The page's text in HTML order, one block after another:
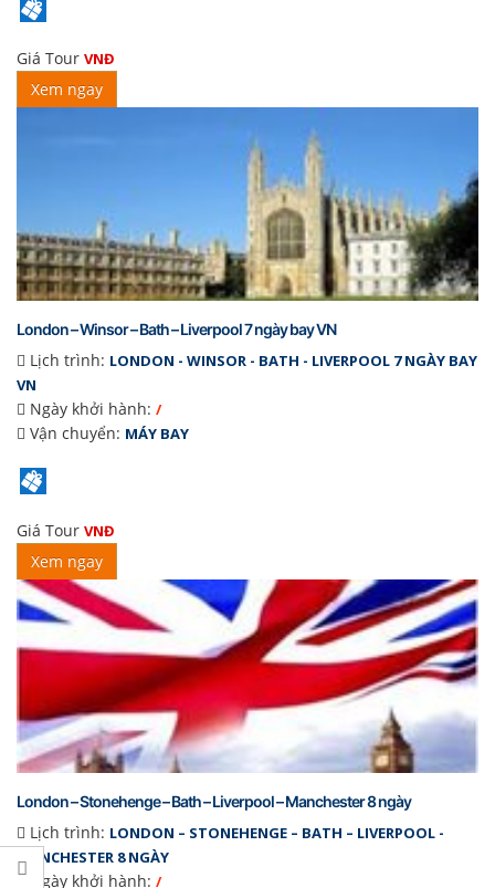
Giá Tour VNĐ
Xem ngay
London – Winsor – Bath – Liverpool 7 ngày bay VN
Lịch trình: LONDON - WINSOR - BATH - LIVERPOOL 7 NGÀY BAY
VN
Ngày khởi hành: /
Vận chuyển: MÁY BAY
Giá Tour VNĐ
Xem ngay
London – Stonehenge – Bath – Liverpool – Manchester 8 ngày
Lịch trình: LONDON – STONEHENGE – BATH – LIVERPOOL -
MANCHESTER 8 NGÀY
Ngày khởi hành: /